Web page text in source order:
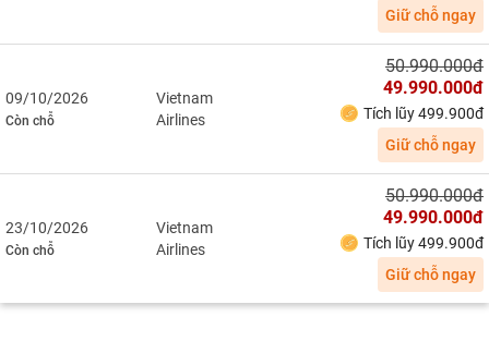
Giữ chỗ ngay
09/10/2026
Còn chỗ
Vietnam
Airlines
50.990.000đ
49.990.000đ
Tích lũy 499.900đ
Giữ chỗ ngay
23/10/2026
Còn chỗ
Vietnam
Airlines
50.990.000đ
49.990.000đ
Tích lũy 499.900đ
Giữ chỗ ngay